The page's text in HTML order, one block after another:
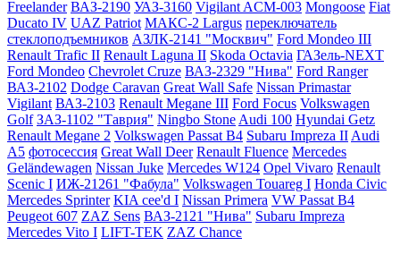
Freelander ВАЗ-2190 УАЗ-3160 Vigilant ACM-003 Mongoose Fiat
Ducato IV UAZ Patriot МАКС-2 Largus переключатель
стеклоподъемников АЗЛК-2141 "Москвич" Ford Mondeo III
Renault Trafic II Renault Laguna II Skoda Octavia ГАЗель-NEXT
Ford Mondeo Chevrolet Cruze ВАЗ-2329 "Нива" Ford Ranger
ВАЗ-2102 Dodge Caravan Great Wall Safe Nissan Primastar
Vigilant ВАЗ-2103 Renault Megane III Ford Focus Volkswagen
Golf ЗАЗ-1102 "Таврия" Ningbo Stone Audi 100 Hyundai Getz
Renault Megane 2 Volkswagen Passat B4 Subaru Impreza II Audi
A5 фотосессия Great Wall Deer Renault Fluence Mercedes
Geländewagen Nissan Juke Mercedes W124 Opel Vivaro Renault
Scenic I ИЖ-21261 "Фабула" Volkswagen Touareg I Honda Civic
Mercedes Sprinter KIA cee'd I Nissan Primera VW Passat B4
Peugeot 607 ZAZ Sens ВАЗ-2121 "Нива" Subaru Impreza
Mercedes Vito I LIFT-TEK ZAZ Chance